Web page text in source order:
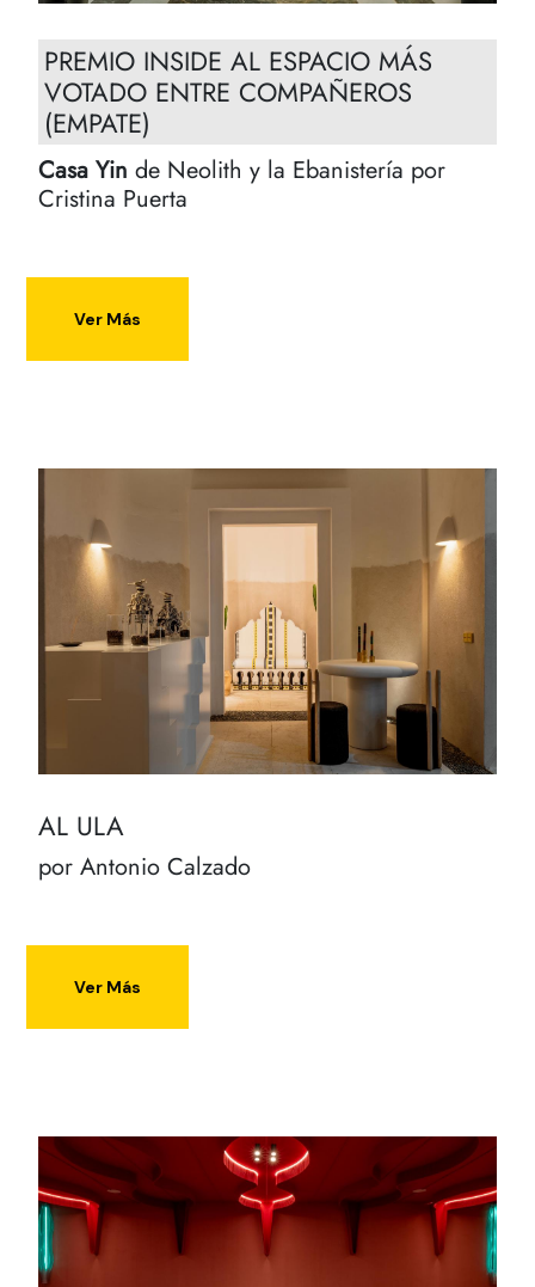
PREMIO INSIDE AL ESPACIO MÁS
VOTADO ENTRE COMPAÑEROS
(EMPATE)
Casa Yin de Neolith y la Ebanistería por
Cristina Puerta
Ver Más
AL ULA
por Antonio Calzado
Ver Más